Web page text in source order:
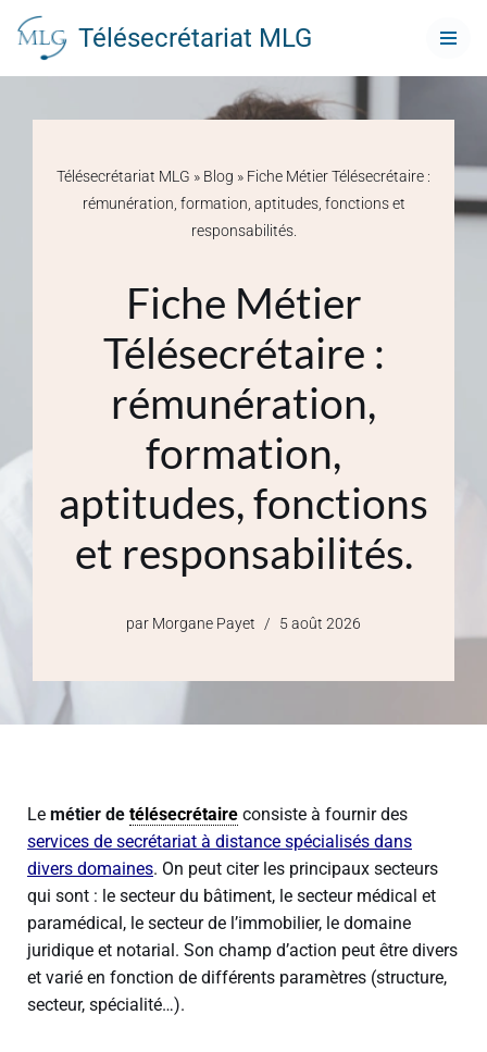
Aller
Télésecrétariat MLG
Télésecrétariat MLG » Blog » Fiche Métier Télésecrétaire :
rémunération, formation, aptitudes, fonctions et
responsabilités.
Fiche Métier
Télésecrétaire :
rémunération,
formation,
aptitudes, fonctions
et responsabilités.
par Morgane Payet 5 août 2026
Le métier de télésecrétaire consiste à fournir des
services de secrétariat à distance spécialisés dans
divers domaines. On peut citer les principaux secteurs
qui sont : le secteur du bâtiment, le secteur médical et
paramédical, le secteur de l’immobilier, le domaine
juridique et notarial. Son champ d’action peut être divers
et varié en fonction de différents paramètres (structure,
secteur, spécialité…).